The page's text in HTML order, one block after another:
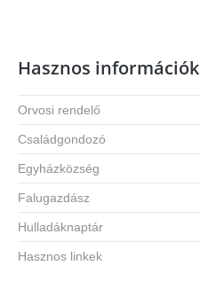
Hasznos információk
Orvosi rendelő
Családgondozó
Egyházközség
Falugazdász
Hulladáknaptár
Hasznos linkek